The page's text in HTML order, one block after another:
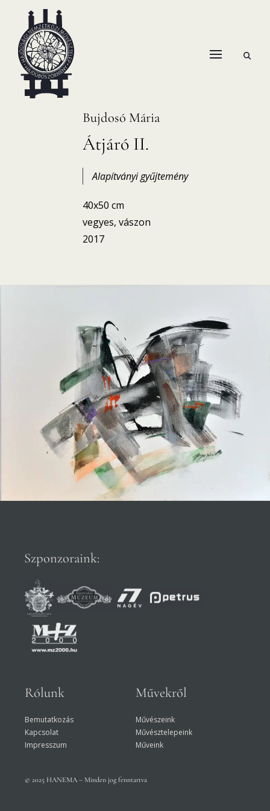
content
HANEMA – Hajdúsági Nemzetközi Művésztelep
open
Bujdosó Mária
Átjáró II.
Alapítványi gyűjtemény
40x50 cm
vegyes, vászon
2017
Szponzoraink:
Rólunk
Bemutatkozás
Kapcsolat
Impresszum
Művekről
Művészeink
Művésztelepeink
Műveink
© 2025 HANEMA – Minden jog fenntartva